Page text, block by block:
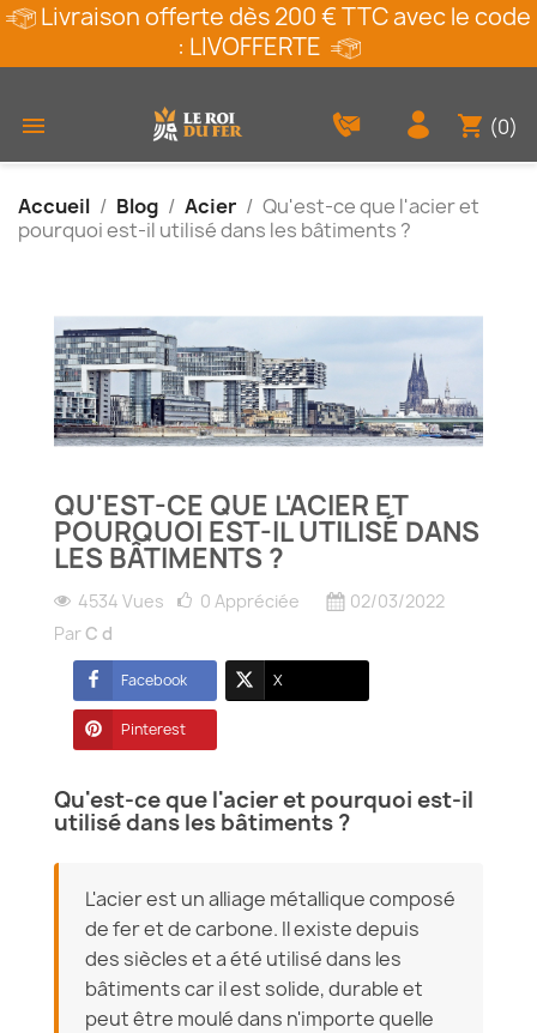
Livraison offerte dès 200 € TTC avec le code
: LIVOFFERTE
 shopping_cart (0)
Accueil Blog Acier
Qu'est-ce que l'acier et
pourquoi est-il utilisé dans les bâtiments ?
QU'EST-CE QUE L'ACIER ET
POURQUOI EST-IL UTILISÉ DANS
LES BÂTIMENTS ?
4534 Vues 0 Appréciée
02/03/2022
ParC d
Facebook X
Pinterest
Qu'est-ce que l'acier et pourquoi est-il
utilisé dans les bâtiments ?
L'acier est un alliage métallique composé
de fer et de carbone. Il existe depuis
des siècles et a été utilisé dans les
bâtiments car il est solide, durable et
peut être moulé dans n'importe quelle